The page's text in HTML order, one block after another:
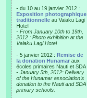
- du 10 au 19 janvier 2012 :
Exposition photographique
traditionnelle au Vaiaku Lagi
Hotel
- From January 10th to 19th,
2012 : Photo exhibition at the
Vaiaku Lagi Hotel
- 5 janvier 2012 : Remise de
la donation Hunamar aux
écoles primaires Nauti et SDA
- January 5th, 2012: Delivery
of the Hunamar association's
donation to the Nauti and SDA
primary schools.